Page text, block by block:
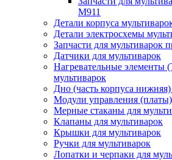
M911
Детали корпуса
Детали электросхемы
Запчасти для мультиварок
Датчики для мультиварок
Нагревательные элементы
мультиварок
Дно (часть корпуса
Модули управления
Мерные стаканы для
Клапаны для мультиварок
Крышки для мультиварок
Ручки для мультиварок
Лопатки и черпаки для